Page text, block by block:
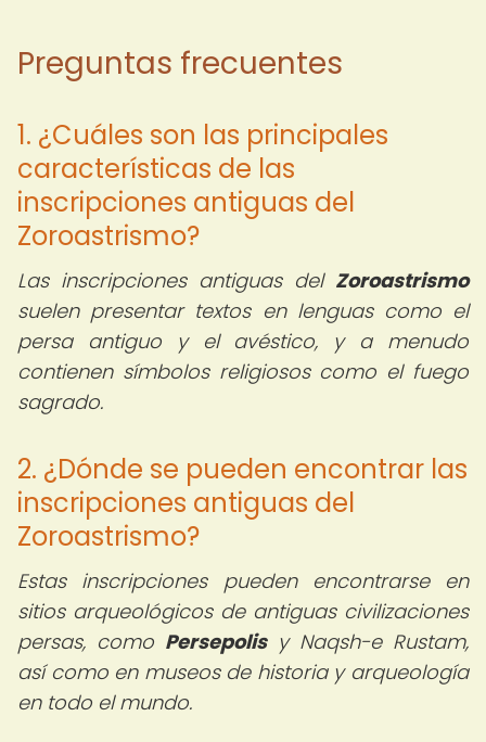
Preguntas frecuentes
1. ¿Cuáles son las principales
características de las
inscripciones antiguas del
Zoroastrismo?
Las inscripciones antiguas del Zoroastrismo
suelen presentar textos en lenguas como el
persa antiguo y el avéstico, y a menudo
contienen símbolos religiosos como el fuego
sagrado.
2. ¿Dónde se pueden encontrar las
inscripciones antiguas del
Zoroastrismo?
Estas inscripciones pueden encontrarse en
sitios arqueológicos de antiguas civilizaciones
persas, como Persepolisy Naqsh-e Rustam,
así como en museos de historia y arqueología
en todo el mundo.